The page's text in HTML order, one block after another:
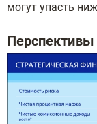
могут упасть
Перспективы